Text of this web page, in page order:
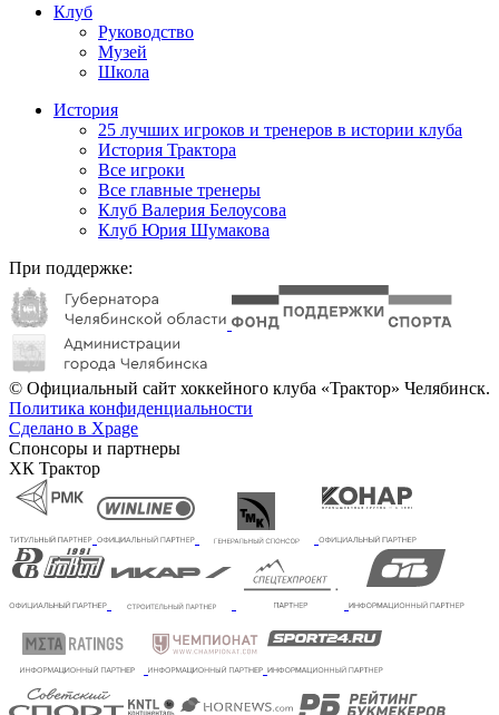
Клуб
Руководство
Музей
Школа
История
25 лучших игроков и тренеров в истории клуба
История Трактора
Все игроки
Все главные тренеры
Клуб Валерия Белоусова
Клуб Юрия Шумакова
При поддержке:
© Официальный сайт хоккейного клуба «Трактор» Челябинск.
Политика конфиденциальности
Сделано в Xpage
Спонсоры и партнеры
ХК Трактор